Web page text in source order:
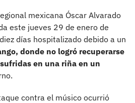
mexicana Óscar Alvarado
este jueves 29 de enero de
días hospitalizado debido a un
donde no logró recuperarse
en una riña en un
contra el músico ocurrió